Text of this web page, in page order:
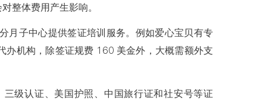
整体费用产生影响。
月子中心提供签证培训服务。例如爱心宝贝有专
办机构，除签证规费 160 美金外，大概需额外支
级认证、美国护照、中国旅行证和社安号等证